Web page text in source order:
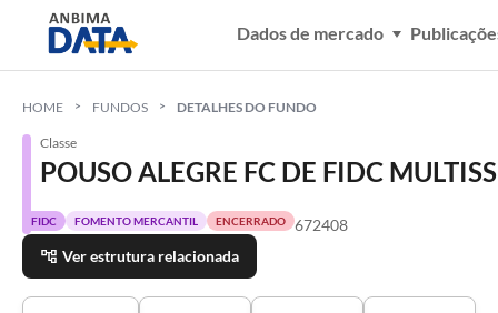
Dados de mercado
HOME FUNDOS DETALHES DO FUNDO
Classe
POUSO ALEGRE FC DE FIDC
FIDC FOMENTO MERCANTIL ENCERRADO
672408
Ver estrutura relacionada